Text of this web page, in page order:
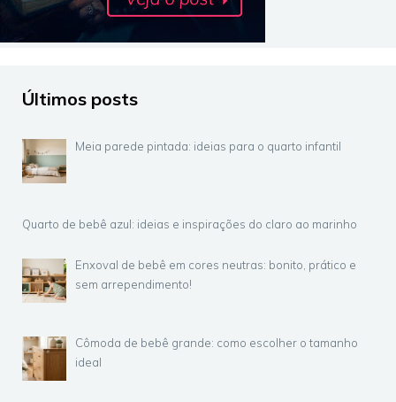
Últimos posts
Meia parede pintada: ideias para o quarto infantil
Quarto de bebê azul: ideias e inspirações do claro ao marinho
Enxoval de bebê em cores neutras: bonito, prático e
sem arrependimento!
Cômoda de bebê grande: como escolher o tamanho
ideal